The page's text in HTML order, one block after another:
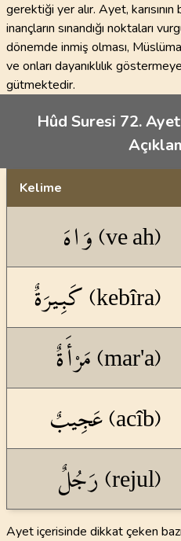
gerektiği yer alır. Ayet, karısının
inançların sınandığı noktaları
dönemde inmiş olması,
ve onları dayanıklılık
gütmektedir.
Hûd Suresi 72.
Kelime
وَاهَ (ve ah)
كَبِيرَةٌ (kebîra)
مَرْأَةٌ (mar'a)
عَجِيبٌ (acîb)
رَجُلٌ (rejul)
Ayet içerisinde dikkat çeken